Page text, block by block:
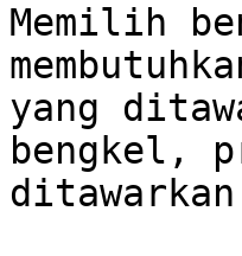
Memilih
yang
bengkel,